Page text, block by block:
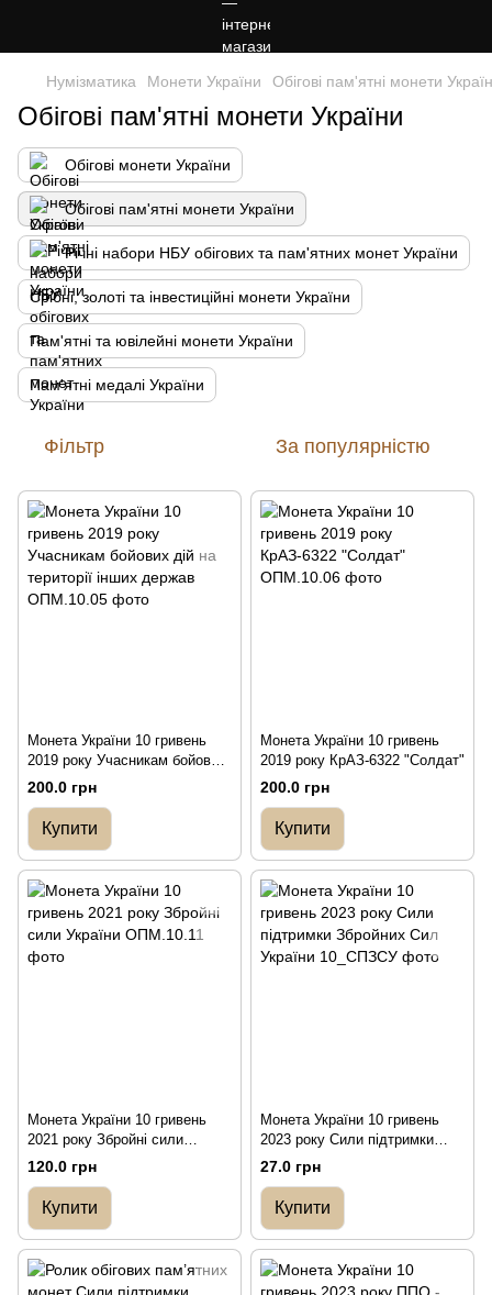
Нумізматика Монети України Обігові пам'ятні монети
Обігові пам'ятні монети України
Обігові монети України
Обігові пам'ятні монети України
Річні набори НБУ обігових та пам'ятних монет України
Срібні, золоті та інвестиційні монети України
Пам'ятні та ювілейні монети України
Пам'ятні медалі України
Фільтр За популярністю
Монета України 10 гривень
2019 року Учасникам бойових
дій на території інших держав
200.0 грн
Купити
Монета України 10 гривень
2019 року КрАЗ-6322 "Солдат"
200.0 грн
Купити
Монета України 10 гривень
2021 року Збройні сили
України
120.0 грн
Купити
Монета України 10 гривень
2023 року Сили підтримки
Збройних Сил України
27.0 грн
Купити